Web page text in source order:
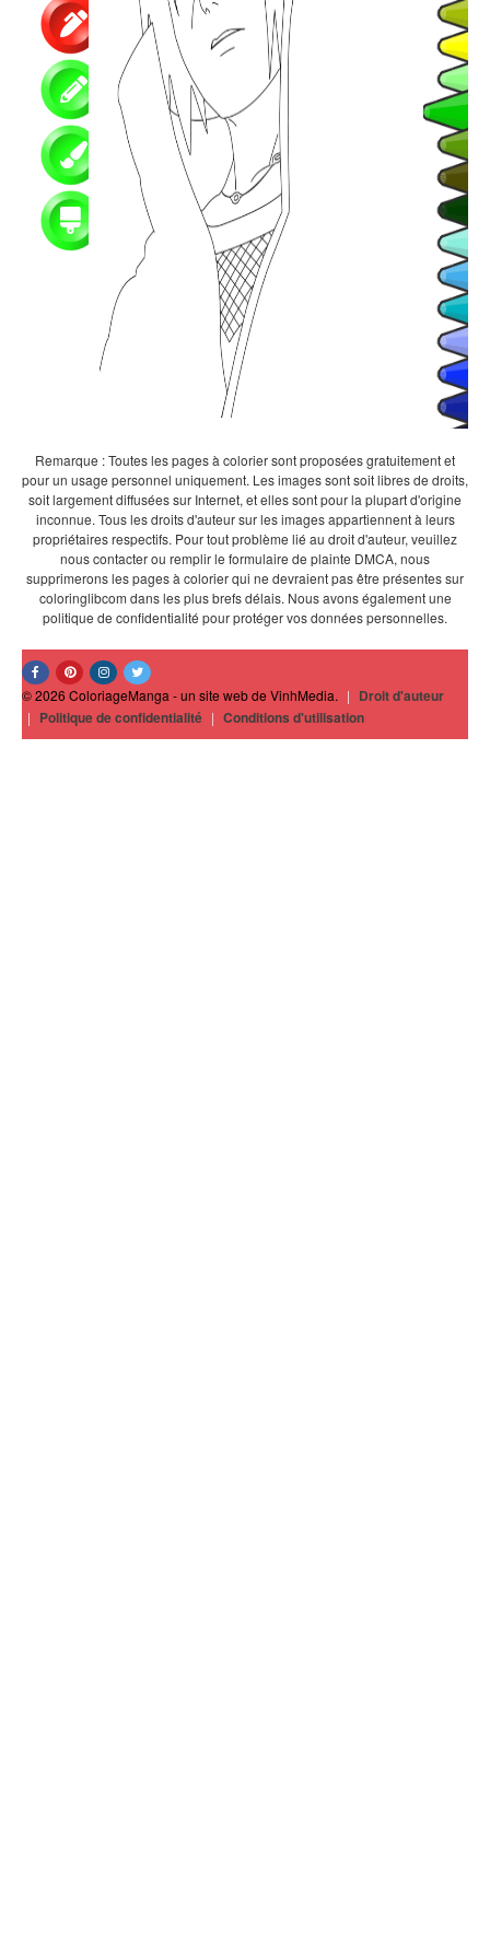
Remarque : Toutes les pages à colorier sont proposées gratuitement et
pour un usage personnel uniquement. Les images sont soit libres de droits,
soit largement diffusées sur Internet, et elles sont pour la plupart d'origine
inconnue. Tous les droits d'auteur sur les images appartiennent à leurs
propriétaires respectifs. Pour tout problème lié au droit d'auteur, veuillez
nous contacter ou remplir le formulaire de plainte DMCA, nous
supprimerons les pages à colorier qui ne devraient pas être présentes sur
coloringlibcom dans les plus brefs délais. Nous avons également une
politique de confidentialité pour protéger vos données personnelles.
© 2026 ColoriageManga - un site web de VinhMedia. | Droit d'auteur
| Politique de confidentialité | Conditions d'utilisation